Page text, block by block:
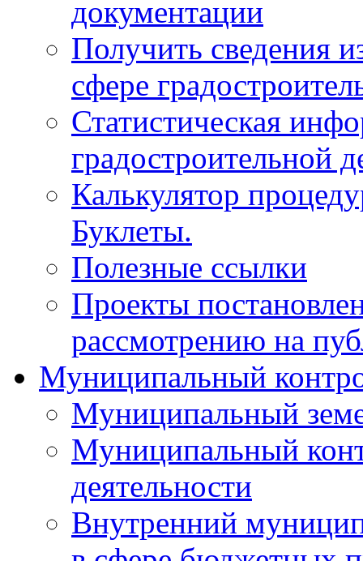
документации
Получить сведения
сфере
Статистическая
градостроительной
Калькулятор
Буклеты.
Полезные ссылки
Проекты
рассмотрению на
Муниципальный
Муниципальный
Муниципальный
деятельности
Внутренний